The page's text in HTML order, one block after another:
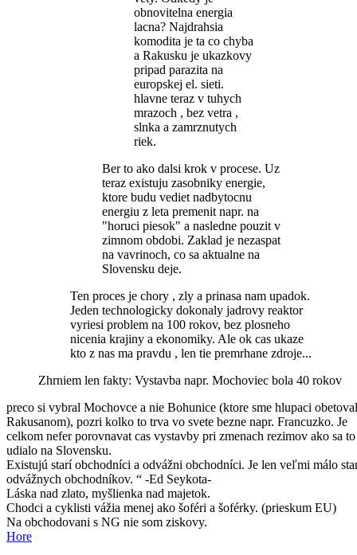
obnovitelna energia
lacna? Najdrahsia
komodita je ta co chyba
a Rakusku je ukazkovy
pripad parazita na
europskej el. sieti.
hlavne teraz v tuhych
mrazoch , bez vetra ,
slnka a zamrznutych
riek.
Ber to ako dalsi krok v procese. Uz
teraz existuju zasobniky energie,
ktore budu vediet nadbytocnu
energiu z leta premenit napr. na
"horuci piesok" a nasledne pouzit v
zimnom obdobi. Zaklad je nezaspat
na vavrinoch, co sa aktualne na
Slovensku deje.
Ten proces je chory , zly a prinasa nam upadok.
Jeden technologicky dokonaly jadrovy reaktor
vyriesi problem na 100 rokov, bez plosneho
nicenia krajiny a ekonomiky. Ale ok cas ukaze
kto z nas ma pravdu , len tie premrhane zdroje...
Zhrniem len fakty: Vystavba napr. Mochoviec bola 40 rokov
preco si vybral Mochovce a nie Bohunice (ktore sme hlupaci
Rakusanom), pozri kolko to trva vo svete bezne napr. Francuzko. Je
celkom nefer porovnavat cas vystavby pri zmenach rezimov ako sa to
udialo na Slovensku.
Existujú starí obchodníci a odvážni obchodníci. Je len veľmi málo
odvážnych obchodníkov. “ -Ed Seykota-
Láska nad zlato, myšlienka nad majetok.
Chodci a cyklisti vážia menej ako šoféri a šoférky. (prieskum EU)
Na obchodovani s NG nie som ziskovy.
Hore